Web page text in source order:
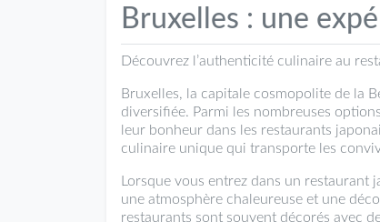
Bruxelles : une
Découvrez l’authenticité culinaire au
Bruxelles, la capitale cosmopolite de la
diversifiée. Parmi les nombreuses
leur bonheur dans les restaurants
culinaire unique qui transporte les
Lorsque vous entrez dans un
une atmosphère chaleureuse et une
restaurants sont souvent décorés avec